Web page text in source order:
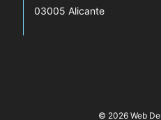
03005 Alicante
© 2026 Web